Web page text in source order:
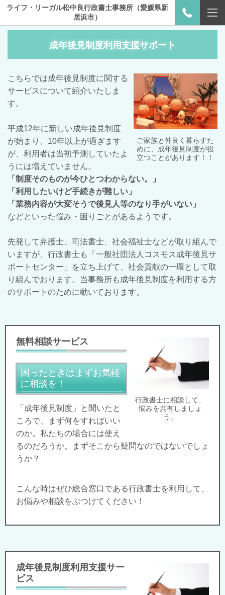
ライフ・リーガル松中良行政書士事務所（愛媛県新
居浜市）
成年後見制度利用支援サポート
ご家族と仲良く暮らすた
めに、成年後見制度が役
立つことがあります！！
こちらでは成年後見制度に関する
サービスについて紹介いたしま
す。
平成12年に新しい成年後見制度
が始まり、10年以上が過ぎます
が、利用者は当初予測していたよ
うには増えていません。
「制度そのものが今ひとつわからない。」
「利用したいけど手続きが難しい」
「業務内容が大変そうで後見人等のなり手がいない」
などといった悩み・困りごとがあるようです。
先発して弁護士、司法書士、社会福祉士などが取り組んで
いますが、行政書士も「一般社団法人コスモス成年後見サ
ポートセンター」を立ち上げて、社会貢献の一環として取
り組んでおります。当事務所も成年後見制度を利用する方
のサポートのために動いております。
行政書士に相談して、
悩みを共有しましょ
う。
無料相談サービス
困ったときはまずお気軽
に相談を！
「成年後見制度」と聞いたと
ころで、まず何をすればいい
のか。私たちの場合には使え
るのだろうか。まずそこから疑問なのではないでしょ
うか？
こんな時はぜひ総合窓口である行政書士を利用して、
お悩みや相談をぶつけてください！
成年後見制度利用支援サー
ビス